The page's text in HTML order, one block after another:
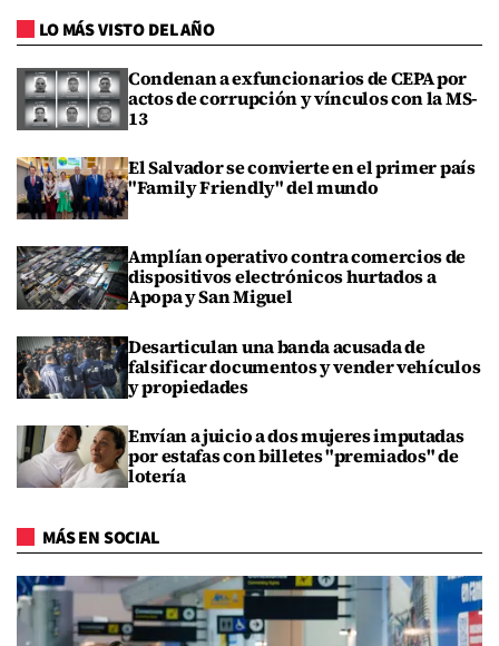
LO MÁS VISTO DEL AÑO
Condenan a exfuncionarios de CEPA por
actos de corrupción y vínculos con la MS-
13
El Salvador se convierte en el primer país
"Family Friendly" del mundo
Amplían operativo contra comercios de
dispositivos electrónicos hurtados a
Apopa y San Miguel
Desarticulan una banda acusada de
falsificar documentos y vender vehículos
y propiedades
Envían a juicio a dos mujeres imputadas
por estafas con billetes "premiados" de
lotería
MÁS EN SOCIAL